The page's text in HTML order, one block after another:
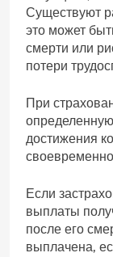
Существуют
это может
смерти или
потери
При
достижения
Если
выплаты
после его
выплачена,